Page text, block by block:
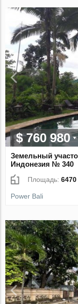
$ 760 980
Земельный
Индонезия № 340
Площадь:6470
Power Bali